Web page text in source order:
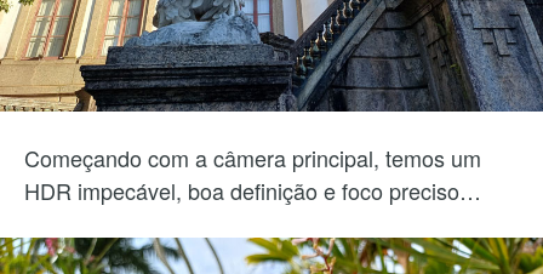
Começando com a câmera principal, temos um
HDR impecável, boa definição e foco preciso…